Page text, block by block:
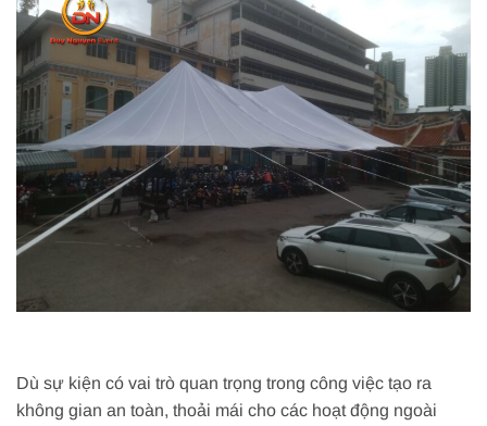
Dù sự kiện có vai trò quan trọng trong công việc tạo ra
không gian an toàn, thoải mái cho các hoạt động ngoài